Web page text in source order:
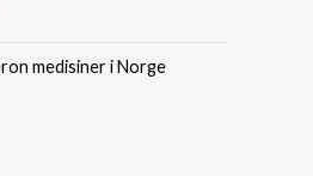
medisiner i Norge